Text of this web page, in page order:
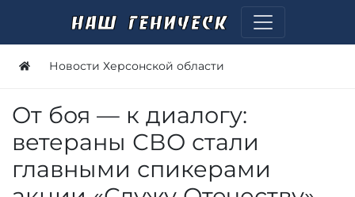
Новости Херсонской области
От боя — к диалогу:
ветераны СВО стали
главными спикерами